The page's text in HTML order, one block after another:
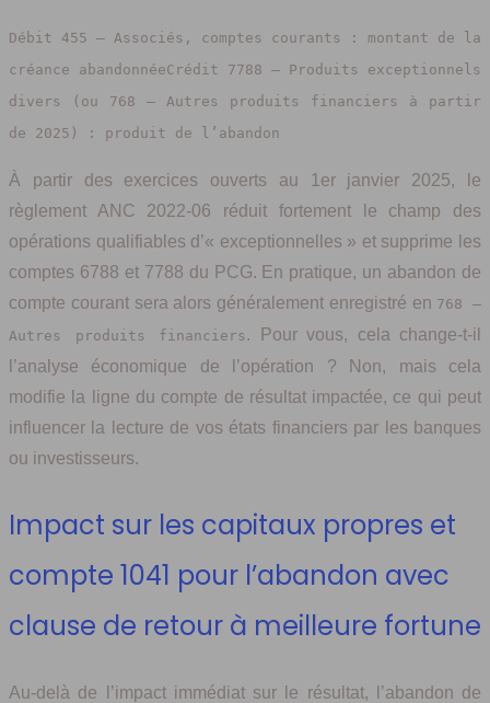
Débit 455 – Associés, comptes courants : montant de la
créance abandonnéeCrédit 7788 – Produits exceptionnels
divers (ou 768 – Autres produits financiers à partir
de 2025) : produit de l’abandon
À partir des exercices ouverts au 1er janvier 2025, le
règlement ANC 2022-06 réduit fortement le champ des
opérations qualifiables d’« exceptionnelles » et supprime les
comptes 6788 et 7788 du PCG. En pratique, un abandon de
compte courant sera alors généralement enregistré en 768 –
Autres produits financiers . Pour vous, cela change-t-il
l’analyse économique de l’opération ? Non, mais cela
modifie la ligne du compte de résultat impactée, ce qui peut
influencer la lecture de vos états financiers par les banques
ou investisseurs.
Impact sur les capitaux propres et
compte 1041 pour l’abandon avec
clause de retour à meilleure fortune
Au-delà de l’impact immédiat sur le résultat, l’abandon de